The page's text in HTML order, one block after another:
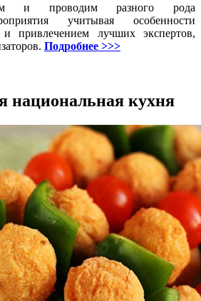
и проводим разного рода
учитывая особенности
привлечением лучших экспертов,
Подробнее >>>
национальная кухня